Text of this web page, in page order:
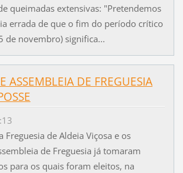
queimadas extensivas: "Pretendemos
errada de que o fim do período crítico
de novembro) significa...
ASSEMBLEIA DE FREGUESIA
Freguesia de Aldeia Viçosa e os
de Freguesia já tomaram
para os quais foram eleitos, na